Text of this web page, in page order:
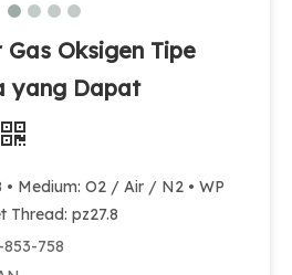
Oksigen Tipe
yang Dapat
• Medium: O2 / Air / N2 • WP
Thread: pz27.8
758